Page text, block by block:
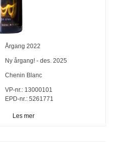
Årgang 2022
Ny årgang! - des. 2025
Chenin Blanc
VP-nr.:13000101
EPD-nr.: 5261771
Les mer